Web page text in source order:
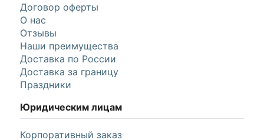
Договор оферты
О нас
Отзывы
Наши преимущества
Доставка по России
Доставка за границу
Праздники
Юридическим лицам
Корпоративный заказ